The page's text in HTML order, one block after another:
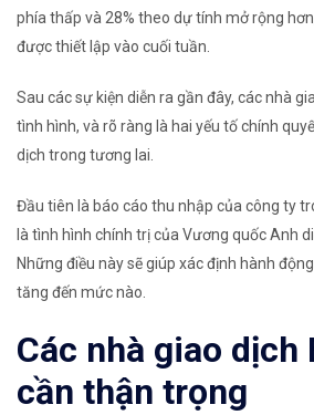
phía thấp và 28% theo dự tính mở rộng
được thiết lập vào cuối tuần.
Sau các sự kiện diễn ra gần đây, các nhà
tình hình, và rõ ràng là hai yếu tố chính
dịch trong tương lai.
Đầu tiên là báo cáo thu nhập của công ty
là tình hình chính trị của Vương quốc Anh
Những điều này sẽ giúp xác định hành
tăng đến mức nào.
Các nhà giao dịch
cần thận trọng